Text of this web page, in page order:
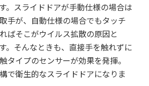
。スライドドアが手動仕様の場合は
手が、自動仕様の場合でもタッチ
ばそこがウイルス拡散の原因と
。そんなときも、直接手を触れずに
タイプのセンサーが効果を発揮。
で衛生的なスライドドアになりま